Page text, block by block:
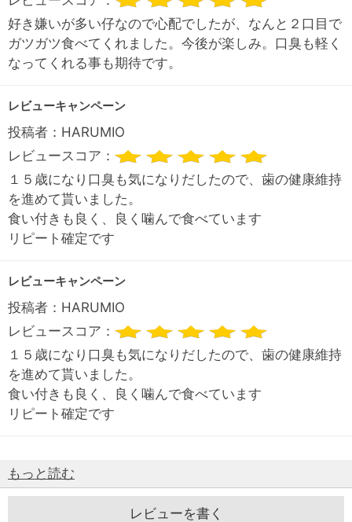
好き嫌いが多い仔なので心配でしたが、なんと２口目で
ガツガツ食べてくれました。今後が楽しみ。口臭も軽く
なってくれる事も期待です。
レビューキャンペーン
投稿者： HARUMIO
レビュースコア：
１５歳になり口臭も気になりだしたので、歯の健康維持
を進めて貰いました。
食い付きも良く、良く噛んで食べています
リピート確定です
レビューキャンペーン
投稿者： HARUMIO
レビュースコア：
１５歳になり口臭も気になりだしたので、歯の健康維持
を進めて貰いました。
食い付きも良く、良く噛んで食べています
リピート確定です
もっと読む
レビューを書く